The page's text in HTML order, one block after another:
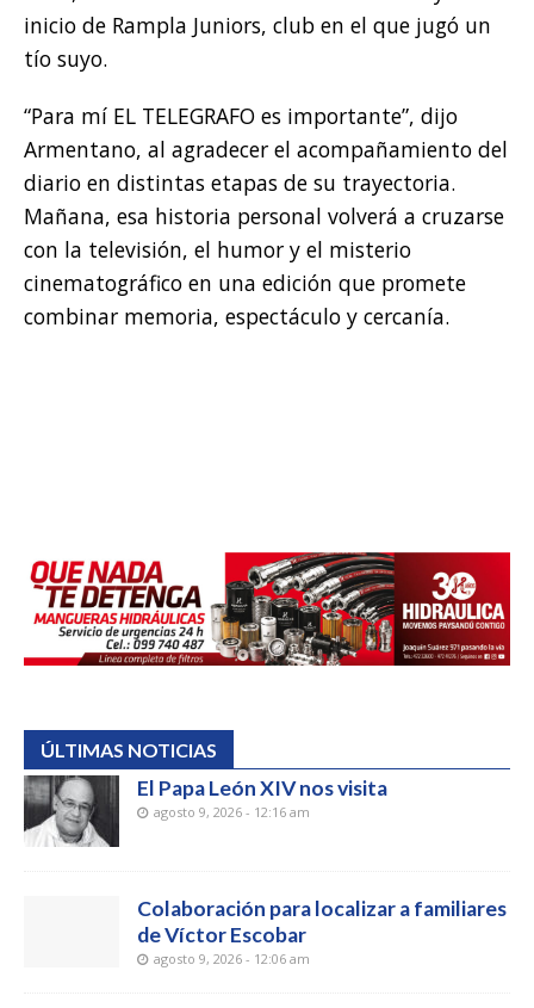
inicio de Rampla Juniors, club en el que jugó un
tío suyo.
“Para mí EL TELEGRAFO es importante”, dijo
Armentano, al agradecer el acompañamiento del
diario en distintas etapas de su trayectoria.
Mañana, esa historia personal volverá a cruzarse
con la televisión, el humor y el misterio
cinematográfico en una edición que promete
combinar memoria, espectáculo y cercanía.
ÚLTIMAS NOTICIAS
El Papa León XIV nos visita
agosto 9, 2026 - 12:16 am
Colaboración para localizar a familiares
de Víctor Escobar
agosto 9, 2026 - 12:06 am